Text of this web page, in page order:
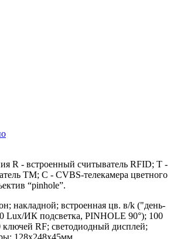
R - встроенный считыватель RFID; T -
TM; C - CVBS-телекамера цветного
“pinhole”.
накладной; встроенная цв. в/k ("день-
Lux/ИК подсветка, PINHOLE 90°); 100
RF; светодиодный дисплей;
128х248х45мм